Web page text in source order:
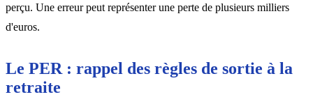
perçu. Une erreur peut représenter une perte de plusieurs milliers
d'euros.
Le PER : rappel des règles de sortie à la
retraite